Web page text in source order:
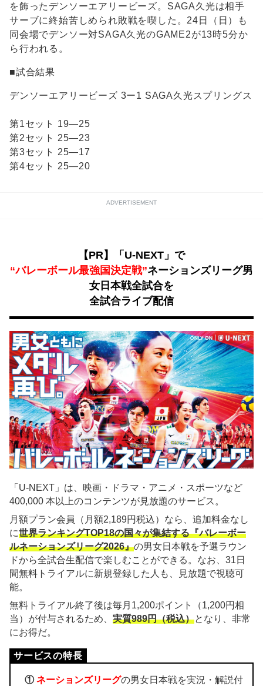
を飾ったデンソーエアリービーズ。SAGA久光は相手
サーブに終始苦しめられ敗戦を喫した。24日（日）も
同会場でデンソー対SAGA久光のGAME2が13時5分か
ら行われる。
■試合結果
デンソーエアリービーズ 3ー1 SAGA久光スプリングス
第1セット 19―25
第2セット 25―23
第3セット 25―17
第4セット 25―20
ADVERTISEMENT
【PR】「U-NEXT」で
“バレーボール最強国決定戦”ネーションズリーグ男
女日本戦全試合を
全試合ライブ配信
「U-NEXT」は、映画・ドラマ・アニメ・スポーツなど
400,000 本以上のコンテンツが見放題のサービス。
月額プラン会員（月額2,189円税込）なら、追加料金なし
に世界ランキングTOP18の国々が集結する『バレーボー
ルネーションズリーグ2026』の男女日本戦を予選ラウン
ドから全試合生配信で楽しむことができる。なお、31日
間無料トライアルに新規登録した人も、見放題で視聴可
能。
無料トライアル終了後は毎月1,200ポイント（1,200円相
当）が付与されるため、 実質989円（税込）となり、非常
にお得だ。
① ネーションズリーグの男女日本戦を実況・解説付